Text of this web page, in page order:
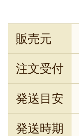
販売元
注文受付
発送目安
発送時期